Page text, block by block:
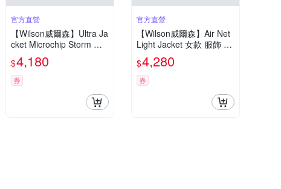
官方直營
【Wilson威爾森】Ultra Ja
cket Microchip Storm 女
款 服飾 外套 灰色 WE000
61G010001
$4,180
券
官方直營
【Wilson威爾森】Air Net
Light Jacket 女款 服飾 外
套 白色
$4,280
券